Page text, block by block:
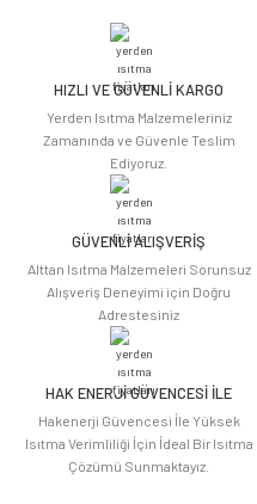
iletebilirsiniz.
Görüş ve önerileriniz için teşekkür
Ürün açıklamasında eksik
Ürün bilgilerinde hatalar
Ürün fiyatı diğer sitelerden daha
Bu ürüne benzer farklı
HIZLI VE GÜVENLİ KARGO
Yerden Isıtma Malzemeleriniz
Zamanında ve Güvenle Teslim
Ediyoruz.
GÜVENLİ ALIŞVERİŞ
Alttan Isıtma Malzemeleri Sorunsuz
Alışveriş Deneyimi için Doğru
Adrestesiniz
HAK ENERJİ GÜVENCESİ İLE
Hakenerji Güvencesi İle Yüksek
Isıtma Verimliliği İçin İdeal Bir Isıtma
Çözümü Sunmaktayız.